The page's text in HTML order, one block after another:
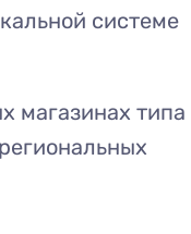
системе
магазинах типа